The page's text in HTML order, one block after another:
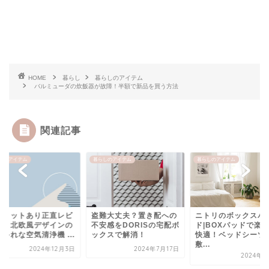
HOME 暮らし
暮らしのアイテム
バルミューダの炊飯器が故障！半額で新品を買う方法
関連記事
のアイテム
大丈夫？置き配への
感をDORISの宅配ボ
スで解消！
2024年7月17日
暮らしのアイテム
ニトリのボックスパッ
ド|BOXパッドで楽ちん
快適！ベッドシーツと
暮らしのアイテム
デメリットあり正直
ュー！北欧風デザイ
おしゃれな空気清浄